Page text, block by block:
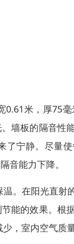
米，厚75
墙板的隔音性
宁静。尽量
音能力下降。
。在阳光直射
能的效果。根
，室内空气质